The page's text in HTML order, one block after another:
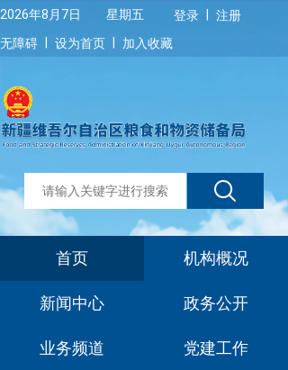
2026年8月7日 星期五 登录
注册
无障碍
设为首页 加入收藏
首页 机构概况
新闻中心 政务公开
业务频道 党建工作